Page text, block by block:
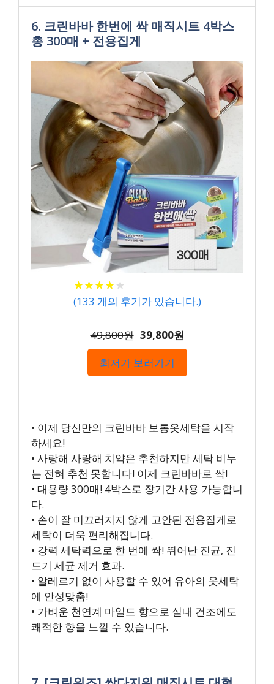
6. 크린바바 한번에 싹 매직시트 4박스
총 300매 + 전용집게
★★★★★
★★★★★
(133 개의 후기가 있습니다.)
49,800원 39,800원
최저가 보러가기
• 이제 당신만의 크린바바 보통옷세탁을 시작
하세요!
• 사랑해 사랑해 치약은 추천하지만 세탁 비누
는 전혀 추천 못합니다! 이제 크린바바로 싹!
• 대용량 300매! 4박스로 장기간 사용 가능합니
다.
• 손이 잘 미끄러지지 않게 고안된 전용집게로
세탁이 더욱 편리해집니다.
• 강력 세탁력으로 한 번에 싹! 뛰어난 진균, 진
드기 세균 제거 효과.
• 알레르기 없이 사용할 수 있어 유아의 옷세탁
에 안성맞춤!
• 가벼운 천연계 마일드 향으로 실내 건조에도
쾌적한 향을 느낄 수 있습니다.